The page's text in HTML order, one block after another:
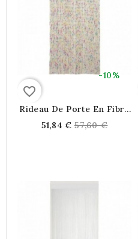
-10%
favorite_border
Rideau De Porte En Fibre
De Maïs Multicolore |
Brise-Vue Écologique 43
51,84 € Regular
57,60 €